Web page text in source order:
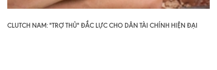
CLUTCH NAM: "TRỢ THỦ" ĐẮC LỰC CHO DÂN TÀI CHÍNH HIỆN ĐẠI